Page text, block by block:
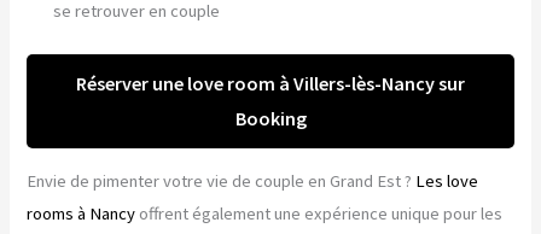
se retrouver en couple
Réserver une love room à Villers-lès-Nancy sur
Booking
Envie de pimenter votre vie de couple en Grand Est ? Les love
rooms à Nancy offrent également une expérience unique pour les